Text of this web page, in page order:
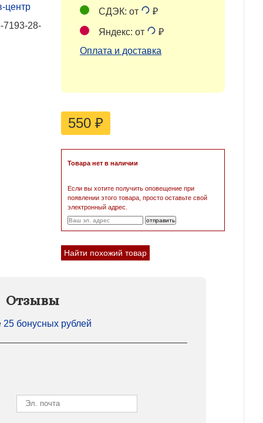
центр
7193-28-
СДЭК: от ₽
Яндекс: от
₽
Оплата и доставка
550 ₽
Товара нет в наличии
Если вы хотите получить оповещение при
появлении этого товара, просто оставьте свой
электронный адрес.
Найти похожий товар
Отзывы
25 бонусных рублей